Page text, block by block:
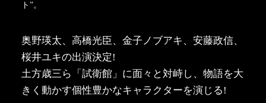
ト”。
奥野瑛太、高橋光臣、金子ノブアキ、安藤政信、
桜井ユキの出演決定!
土方歳三ら「試衛館」に面々と対峙し、物語を大
きく動かす個性豊かなキャラクターを演じる!